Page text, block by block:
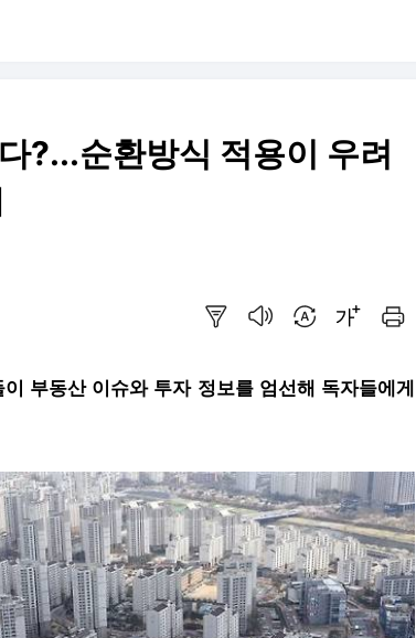
?...순환방식 적용이 우려
이 부동산 이슈와 투자 정보를 엄선해 독자들에게